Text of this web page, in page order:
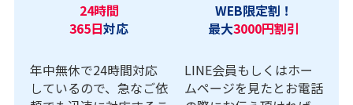
24時間
365日対応
年中無休で24時間対応
しているので、急なご依
WEB限定割！
最大3000円割引
LINE会員もしくはホー
ムページを見たとお電話